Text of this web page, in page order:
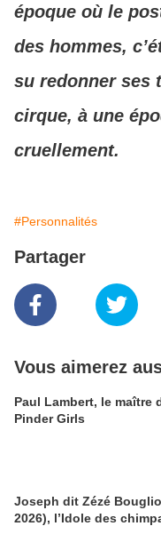
époque où le
des hommes,
su redonner ses
cirque, à une
cruellement.
#Personnalités
Partager
Vous aimerez
Paul Lambert, le maître
Pinder Girls
Joseph dit Zézé
2026), l’Idole des